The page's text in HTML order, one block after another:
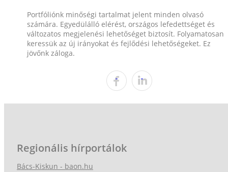
Portfóliónk minőségi tartalmat jelent minden olvasó
számára. Egyedülálló elérést, országos lefedettséget és
változatos megjelenési lehetőséget biztosít. Folyamatosan
keressük az új irányokat és fejlődési lehetőségeket. Ez
jövőnk záloga.
Regionális hírportálok
Bács-Kiskun - baon.hu